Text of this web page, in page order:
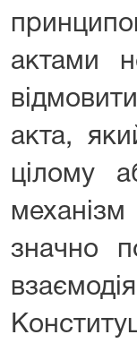
актами
акта,
цілому
значно